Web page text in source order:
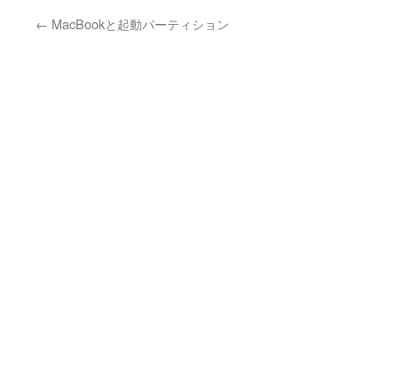
← MacBookと起動パーティション